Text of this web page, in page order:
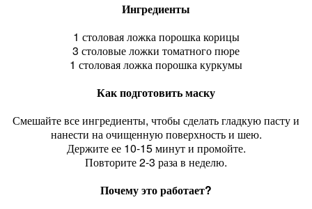
Ингредиенты
1 столовая ложка порошка корицы
3 столовые ложки томатного пюре
1 столовая ложка порошка куркумы
Как подготовить маску
Смешайте все ингредиенты, чтобы сделать гладкую пасту и
нанести на очищенную поверхность и шею.
Держите ее 10-15 минут и промойте.
Повторите 2-3 раза в неделю.
Почему это работает?